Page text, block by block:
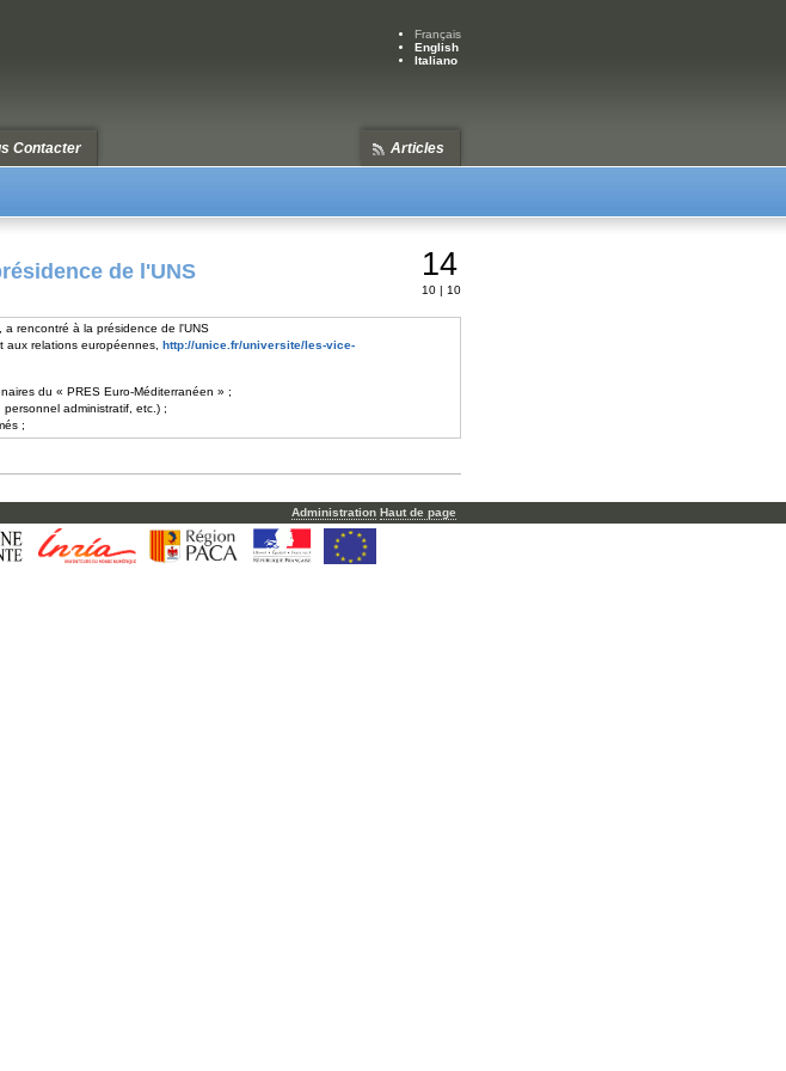
Français
English
Italiano
Contacter Articles
14
10 | 10
de l'UNS
a rencontré à la présidence de l'UNS
aux relations européennes, http://unice.fr/universite/les-vice-
du « PRES Euro-Méditerranéen » ;
administratif, etc.) ;
;
Administration Haut de page